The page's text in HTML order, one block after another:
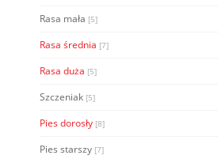
Rasa mała [5]
Rasa średnia [7]
Rasa duża [5]
Szczeniak [5]
Pies dorosły [8]
Pies starszy [7]